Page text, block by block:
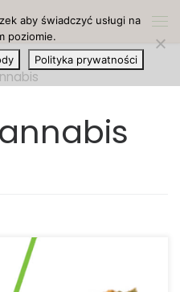
wykonane z
aby świadczyć usługi na
poziomie.
Polityka prywatności